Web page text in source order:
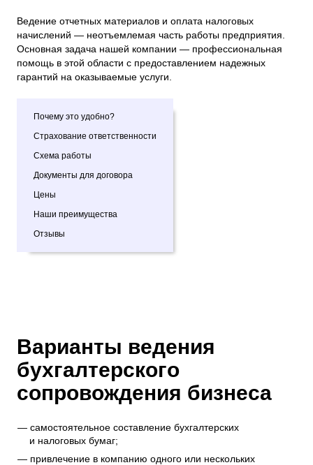
Ведение отчетных материалов и оплата налоговых
начислений — неотъемлемая часть работы предприятия.
Основная задача нашей компании — профессиональная
помощь в этой области с предоставлением надежных
гарантий на оказываемые услуги.
Почему это удобно?
Страхование ответственности
Схема работы
Документы для договора
Цены
Наши преимущества
Отзывы
Варианты ведения
бухгалтерского
сопровождения бизнеса
самостоятельное составление бухгалтерских
и налоговых бумаг;
привлечение в компанию одного или нескольких